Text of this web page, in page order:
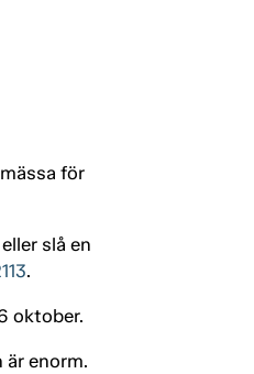
för
slå en
.
oktober.
är enorm.